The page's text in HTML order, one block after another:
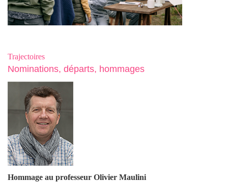
Trajectoires
Nominations, départs, hommages
Hommage au professeur Olivier Maulini